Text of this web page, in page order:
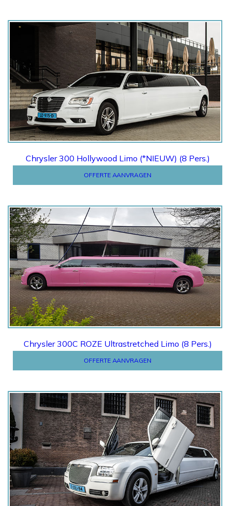
Offerte
Chrysler 300 Hollywood Limo (*NIEUW) (8 Pers.)
OFFERTE AANVRAGEN
OFFERTE
Chrysler 300C ROZE Ultrastretched Limo (8 Pers.)
OFFERTE AANVRAGEN
Offerte